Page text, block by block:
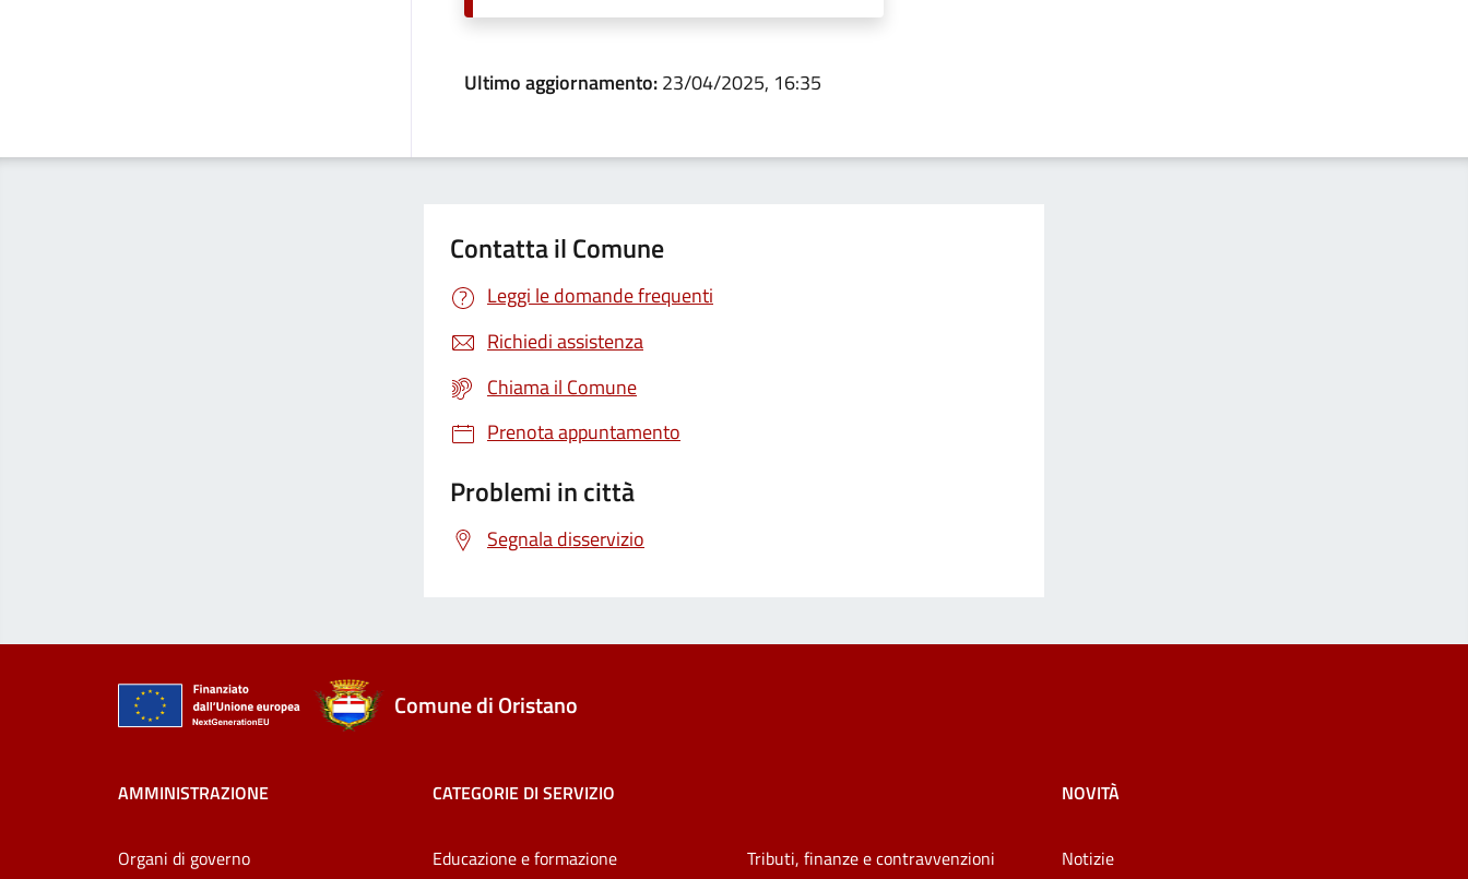
Ultimo aggiornamento:23/04/2025, 16:35
Contatta il Comune
Leggi le domande frequenti
Richiedi assistenza
Chiama il Comune
Prenota appuntamento
Problemi in città
Segnala disservizio
Comune di Oristano
AMMINISTRAZIONE
Organi di governo
CATEGORIE DI SERVIZIO
Educazione e formazione
Tributi, finanze e contravvenzioni
NOVITÀ
Notizie